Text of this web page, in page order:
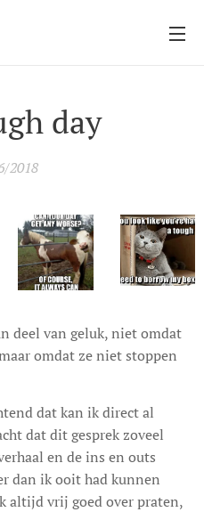
day
2018
deel van geluk, niet omdat
omdat ze niet stoppen
dat kan ik direct al
dat dit gesprek zoveel
en de ins en outs
dan ik ooit had kunnen
altijd vrij goed over praten,